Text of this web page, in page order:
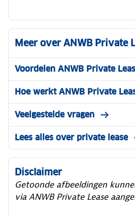
Meer over ANWB Private
Voordelen ANWB Private
Hoe werkt ANWB Private
Veelgestelde vragen
Lees alles over private lease
Disclaimer
Getoonde afbeeldingen
via ANWB Private Lease